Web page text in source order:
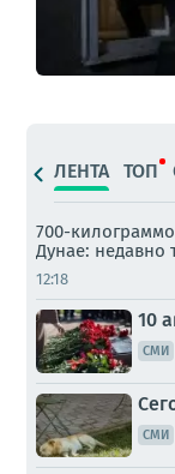
ЛЕНТА ТОП
700-
Дунае:
12:18
10
СМИ
СМИ